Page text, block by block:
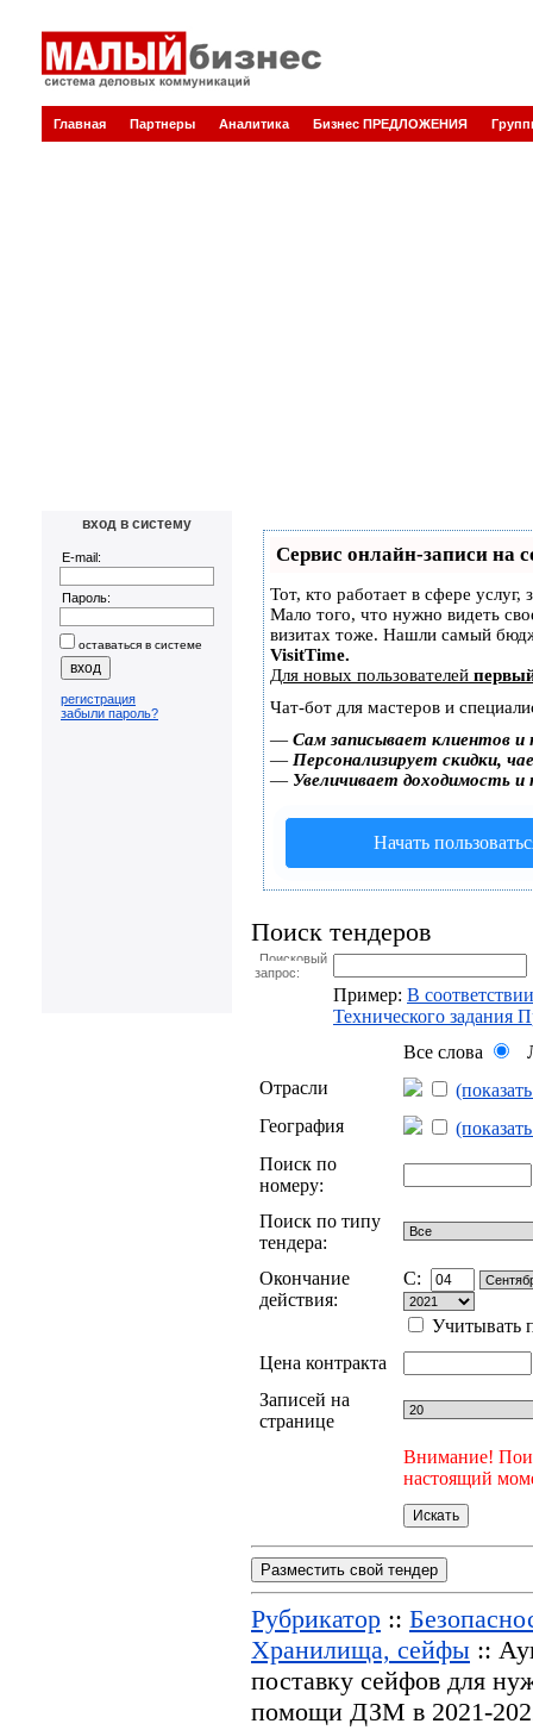
Главная Партнеры Аналитика Бизнес ПРЕДЛОЖЕНИЯ
вход в систему
E-mail:
Пароль:
оставаться в системе
регистрация
забыли пароль?
Сервис онлайн-записи на
Тот, кто работает в сфере
Мало того, что нужно видеть
визитах тоже. Нашли самый
VisitTime.
Для новых пользователей
Чат-бот для мастеров и
— Сам записывает клиентов и
— Персонализирует скидки,
— Увеличивает доходимость
Начать
Поиск тендеров
Поисковый
запрос:
Пример: В
Технического задания
Все слова
Отрасли
География
Поиск по
номеру:
Поиск по типу
тендера:
Окончание
действия:
C:
Учитывать
Цена контракта
Записей на
странице
Внимание!
настоящий
Разместить свой тендер
Рубрикатор ::
Хранилища, сейфы ::
поставку сейфов для
помощи ДЗМ в 2021-